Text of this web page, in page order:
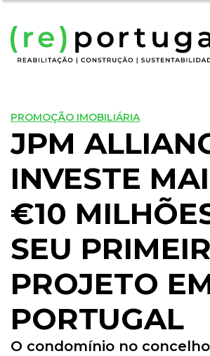
PROMOÇÃO IMOBILIÁRIA
JPM
INVESTE
€10
SEU
PROJETO
PORTUGAL
O condomínio no